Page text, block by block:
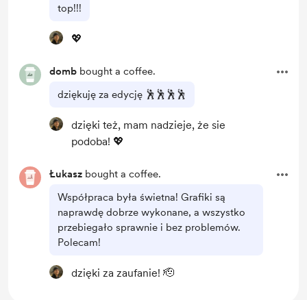
top!!!
💖
domb bought a coffee.
dziękuję za edycję 🕺🕺🕺🕺
dzięki też, mam nadzieje, że sie
podoba! 💖
Łukasz bought a coffee.
Współpraca była świetna! Grafiki są
naprawdę dobrze wykonane, a wszystko
przebiegało sprawnie i bez problemów.
Polecam!
dzięki za zaufanie! 🫡